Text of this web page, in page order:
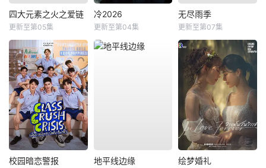
四大元素之火之爱链
更新至第05集
冷2026
更新至第04集
无尽雨季
更新至第07集
校园暗恋警报 地平线边缘 绘梦婚礼